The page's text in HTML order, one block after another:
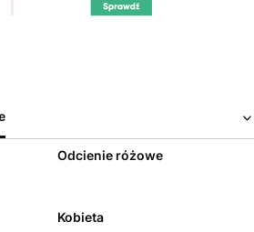
Odcienie różowe
Kobieta